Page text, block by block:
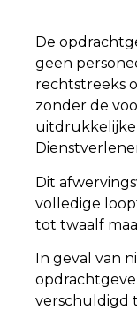
De
geen
rechtstreeks
zonder de
Dit
volledige
tot twaalf
In geval van
verschuldigd